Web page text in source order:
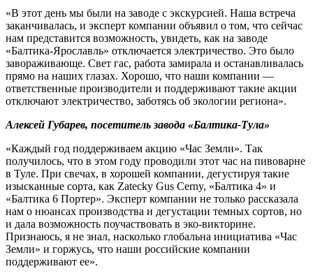
«В этот день мы были на заводе с экскурсией. Наша встреча
заканчивалась, и эксперт компании объявил о том, что сейчас
нам представится возможность, увидеть, как на заводе
«Балтика-Ярославль» отключается электричество. Это было
завораживающе. Свет гас, работа замирала и останавливалась
прямо на наших глазах. Хорошо, что наши компании —
ответственные производители и поддерживают такие акции
отключают электричество, заботясь об экологии региона».
Алексей Губарев, посетитель завода «Балтика-Тула»
«Каждый год поддерживаем акцию «Час Земли». Так
получилось, что в этом году проводили этот час на пивоварне
в Туле. При свечах, в хорошей компании, дегустируя такие
изысканные сорта, как Zatecky Gus Cerny, «Балтика 4» и
«Балтика 6 Портер». Эксперт компании не только рассказала
нам о нюансах производства и дегустации темных сортов, но
и дала возможность поучаствовать в эко-викторине.
Признаюсь, я не знал, насколько глобальна инициатива «Час
Земли» и горжусь, что наши российские компании
поддерживают ее».